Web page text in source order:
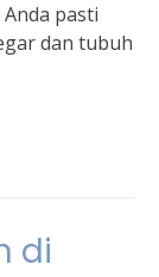
pasti
dan tubuh
di